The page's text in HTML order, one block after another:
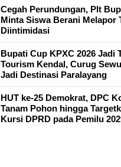
Cegah Perundungan, Plt
Minta Siswa Berani Melapor
Diintimidasi
Bupati Cup KPXC 2026 Jadi
Tourism Kendal, Curug
Jadi Destinasi Paralayang
HUT ke-25 Demokrat, DPC
Tanam Pohon hingga
Kursi DPRD pada Pemilu